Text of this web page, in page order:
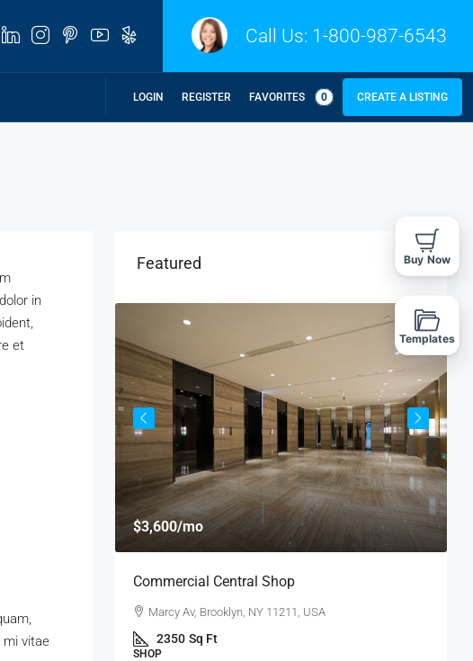
Call Us: 1-800-987-6543
LOGIN REGISTER FAVORITES 0 CREATE A LISTING
in
et
mi vitae
Featured
$3,600/mo
Commercial Central Shop
Marcy Av, Brooklyn, NY 11211, USA
2350 Sq Ft
SHOP
Buy Now
Templates